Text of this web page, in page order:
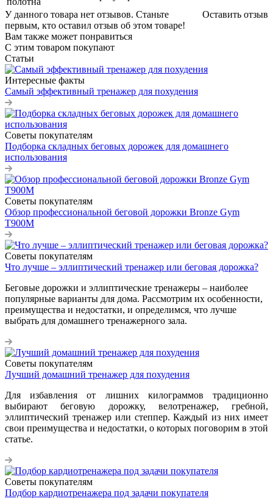
Оставить отзыв
У данного товара нет отзывов. Станьте
первым, кто оставил отзыв об этом товаре!
Вам также может понравиться
С этим товаром покупают
Статьи
Интересные факты
Самый эффективный тренажер для похудения
Советы покупателям
Подборка складных беговых дорожек для домашнего
использования
Советы покупателям
Обзор профессиональной беговой дорожки Bronze Gym
T900M
Советы покупателям
Что лучше – эллиптический тренажер или беговая дорожка?
Беговые дорожки и эллиптические тренажеры – наиболее
популярные варианты для дома. Рассмотрим их особенности,
преимущества и недостатки, и определимся, что лучше
выбрать для домашнего тренажерного зала.
Советы покупателям
Лучший домашний тренажер для похудения
Для избавления от лишних килограммов традиционно
выбирают беговую дорожку, велотренажер, гребной,
эллиптический тренажер или степпер. Каждый из них имеет
свои преимущества и недостатки, о которых поговорим в этой
статье.
Советы покупателям
Подбор кардиотренажера под задачи покупателя